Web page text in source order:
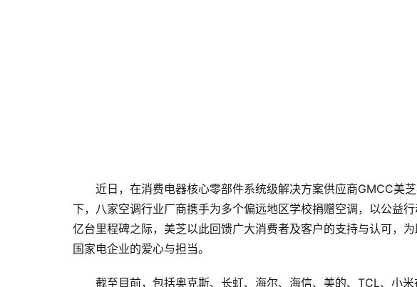
近日，在消费电器核心零部件系统级解决方案供应商GMCC美
下，八家空调行业厂商携手为多个偏远地区学校捐赠空调，以公益
亿台里程碑之际，美芝以此回馈广大消费者及客户的支持与认可，
国家电企业的爱心与担当。
截至目前，包括奥克斯、长虹、海尔、海信、美的、TCL、小